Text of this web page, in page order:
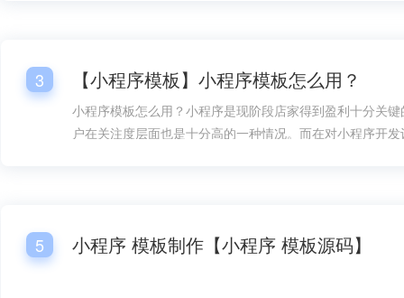
3 【小程序模板】小程序模板怎么用？
小程序模板怎么用？小程序是现阶段店家得到盈利十分关
户在关注度层面也是十分高的一种情况。而在对小程序开
5 小程序 模板制作【小程序 模板源码】